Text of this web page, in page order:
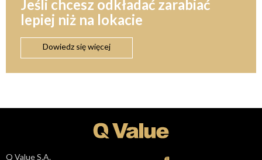
Jeśli chcesz odkładać zarabiać
lepiej niż na lokacie
Dowiedz się więcej
Q Value S.A.